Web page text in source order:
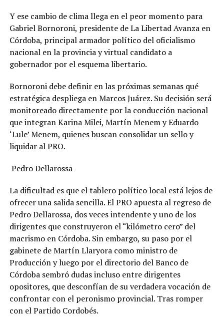
Y ese cambio de clima llega en el peor momento para
Gabriel Bornoroni, presidente de La Libertad Avanza en
Córdoba, principal armador político del oficialismo
nacional en la provincia y virtual candidato a
gobernador por el esquema libertario.
Bornoroni debe definir en las próximas semanas qué
estratégica despliega en Marcos Juárez. Su decisión será
monitoreado directamente por la conducción nacional
que integran Karina Milei, Martín Menem y Eduardo
‘Lule’ Menem, quienes buscan consolidar un sello y
liquidar al PRO.
Pedro Dellarossa
La dificultad es que el tablero político local está lejos de
ofrecer una salida sencilla. El PRO apuesta al regreso de
Pedro Dellarossa, dos veces intendente y uno de los
dirigentes que construyeron el “kilómetro cero” del
macrismo en Córdoba. Sin embargo, su paso por el
gabinete de Martín Llaryora como ministro de
Producción y luego por el directorio del Banco de
Córdoba sembró dudas incluso entre dirigentes
opositores, que desconfían de su verdadera vocación de
confrontar con el peronismo provincial. Tras romper
con el Partido Cordobés.